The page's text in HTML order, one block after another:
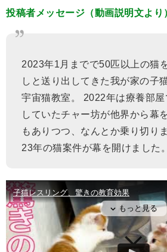
投稿者メッセージ（動画説明文より
2023年1月までで50匹以上の猫
しと送り出してきた我が家の子
宇宙猫教室。 2022年は療養部
していたチャー坊が他界から幕
もありつつ、なんとか乗り切り
23年の猫案件が幕を開けました。